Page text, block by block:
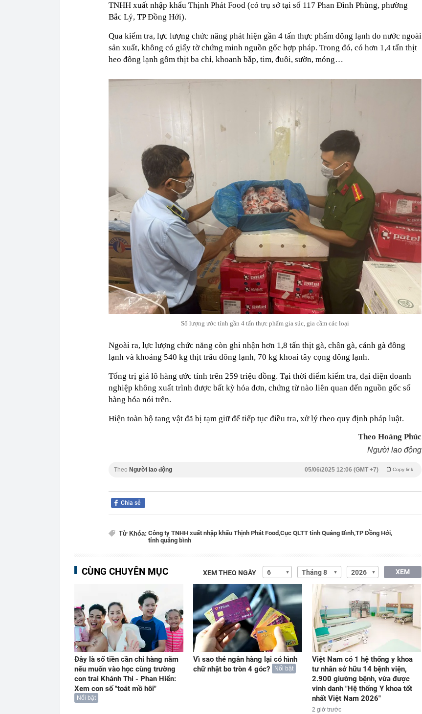
TNHH xuất nhập khẩu Thịnh Phát Food (có trụ sở tại số 117 Phan Đình Phùng, phường
Bắc Lý, TP Đồng Hới).
Qua kiểm tra, lực lượng chức năng phát hiện gần 4 tấn thực phẩm đông lạnh do nước ngoài
sản xuất, không có giấy tờ chứng minh nguồn gốc hợp pháp. Trong đó, có hơn 1,4 tấn thịt
heo đông lạnh gồm thịt ba chỉ, khoanh bắp, tim, đuôi, sườn, móng…
Số lượng ước tính gần 4 tấn thực phẩm gia súc, gia cầm các loại
Ngoài ra, lực lượng chức năng còn ghi nhận hơn 1,8 tấn thịt gà, chân gà, cánh gà đông
lạnh và khoảng 540 kg thịt trâu đông lạnh, 70 kg khoai tây cọng đông lạnh.
Tổng trị giá lô hàng ước tính trên 259 triệu đồng. Tại thời điểm kiểm tra, đại diện doanh
nghiệp không xuất trình được bất kỳ hóa đơn, chứng từ nào liên quan đến nguồn gốc số
hàng hóa nói trên.
Hiện toàn bộ tang vật đã bị tạm giữ để tiếp tục điều tra, xử lý theo quy định pháp luật.
Theo Hoàng Phúc
Người lao động
Theo Người lao động Copy link
05/06/2025 12:06 (GMT +7)
Chia sẻ
Từ Khóa: Công ty TNHH xuất nhập khẩu Thịnh Phát Food,Cục QLTT tỉnh Quảng Bình,TP Đồng Hới,
tỉnh quảng bình
CÙNG CHUYÊN MỤC XEM THEO NGÀY XEM
Đây là số tiền cần chi hàng năm
nếu muốn vào học cùng trường
con trai Khánh Thi - Phan Hiển:
Xem con số "toát mồ hôi"
Nổi bật
Vì sao thẻ ngân hàng lại có hình
chữ nhật bo tròn 4 góc?
Nổi bật
Việt Nam có 1 hệ thống y khoa
tư nhân sở hữu 14 bệnh viện,
2.900 giường bệnh, vừa được
vinh danh "Hệ thống Y khoa tốt
nhất Việt Nam 2026"
2 giờ trước